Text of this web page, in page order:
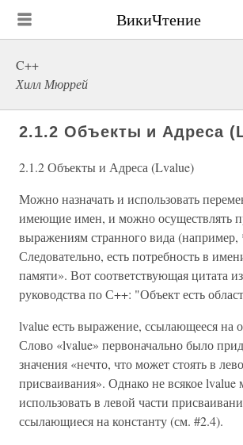
ВикиЧтение
C++
Хилл Мюррей
2.1.2 Объекты и Адреса
2.1.2 Объекты и Адреса (Lvalue)
Можно назначать и использовать
имеющие имен, и можно осуществлять
выражениям странного вида
Следовательно, есть потребность в
памяти». Вот соответствующая цитата
руководства по С++: "Объект есть
lvalue есть выражение, ссылающееся на
Слово «lvalue» первоначально было
значения «нечто, что может стоять в
присваивания». Однако не всякое
использовать в левой части
ссылающиеся на константу (см. #2.4).